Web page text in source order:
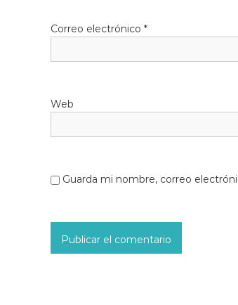
Correo electrónico *
Web
Guarda mi nombre, correo